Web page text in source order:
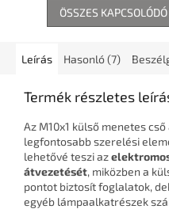
ÖSSZES
Leírás Hasonló (7)
Termék részletes
Az M10x1 külső menetes
legfontosabb szerelési
lehetővé teszi az
átvezetését, miközben a
pontot biztosít foglalatok,
egyéb lámpaalkatrészek